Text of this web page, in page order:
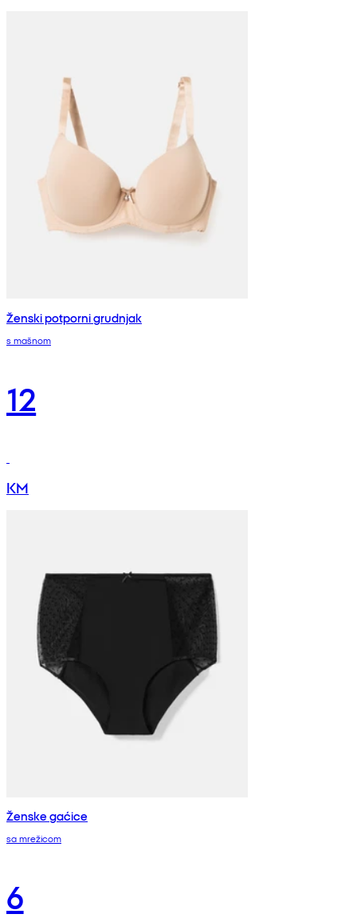
Ženski potporni grudnjak
s mašnom
12
KM
Ženske gaćice
sa mrežicom
6